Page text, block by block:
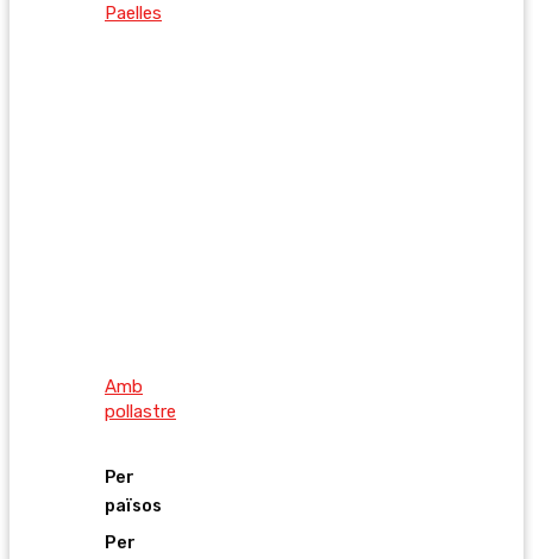
Paelles
Amb
pollastre
Per
països
Per